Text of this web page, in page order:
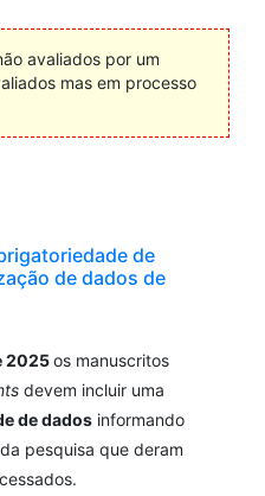
avaliados por um
mas em processo
de
de dados de
2025os manuscritos
devem incluir uma
de dados informando
pesquisa que deram